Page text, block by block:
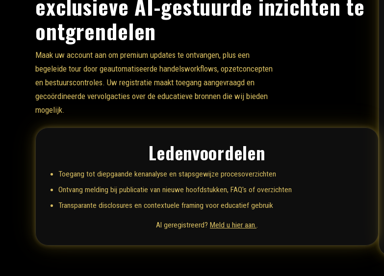
ontgrendelen
Maak uw account aan om premium updates te ontvangen, plus een
begeleide tour door geautomatiseerde handelsworkflows, opzetconcepten
en bestuurscontroles. Uw registratie maakt toegang aangevraagd en
gecoördineerde vervolgacties over de educatieve bronnen die wij bieden
mogelijk.
Ledenvoordelen
Toegang tot diepgaande kenanalyse en stapsgewijze procesoverzichten
Ontvang melding bij publicatie van nieuwe hoofdstukken, FAQ's of overzichten
Transparante disclosures en contextuele framing voor educatief gebruik
Al geregistreerd? Meld u hier aan.